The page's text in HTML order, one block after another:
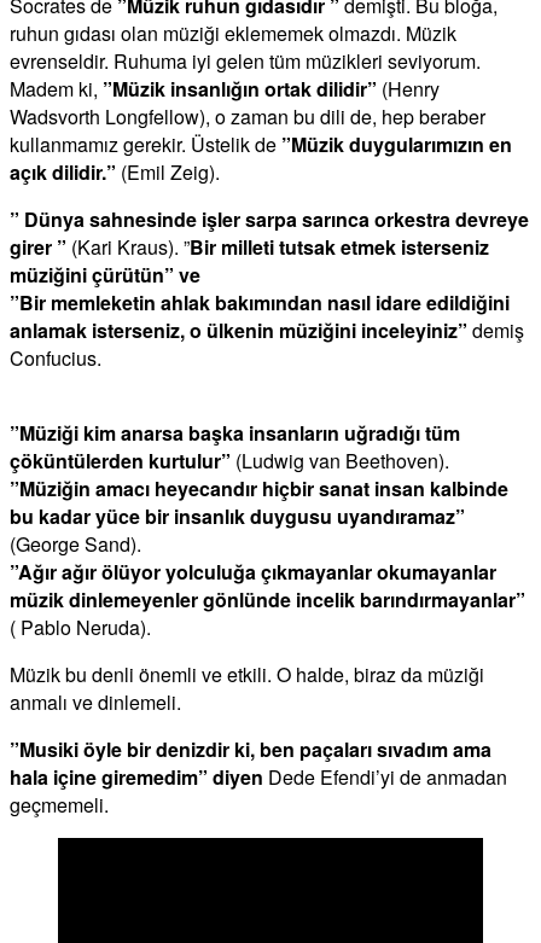
ruhun gıdası olan müziği eklememek olmazdı. Müzik
evrenseldir. Ruhuma iyi gelen tüm müzikleri seviyorum.
Madem ki, ”Müzik insanlığın ortak dilidir” (Henry
Wadsvorth Longfellow), o zaman bu dili de, hep beraber
kullanmamız gerekir. Üstelik de ”Müzik duygularımızın en
açık dilidir.” (Emil Zeig).
” Dünya sahnesinde işler sarpa sarınca orkestra devreye
girer ” (Kari Kraus). ”Bir milleti tutsak etmek isterseniz
müziğini çürütün” ve
”Bir memleketin ahlak bakımından nasıl idare edildiğini
anlamak isterseniz, o ülkenin müziğini inceleyiniz” demiş
Confucius.
”Müziği kim anarsa başka insanların uğradığı tüm
çöküntülerden kurtulur” (Ludwig van Beethoven).
”Müziğin amacı heyecandır hiçbir sanat insan kalbinde
bu kadar yüce bir insanlık duygusu uyandıramaz”
(George Sand).
”Ağır ağır ölüyor yolculuğa çıkmayanlar okumayanlar
müzik dinlemeyenler gönlünde incelik barındırmayanlar”
( Pablo Neruda).
Müzik bu denli önemli ve etkili. O halde, biraz da müziği
anmalı ve dinlemeli.
”Musiki öyle bir denizdir ki, ben paçaları sıvadım ama
hala içine giremedim” diyen Dede Efendi’yi de anmadan
geçmemeli.